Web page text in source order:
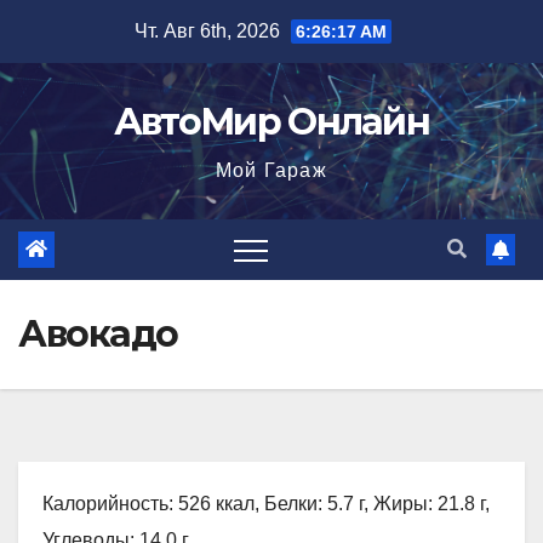
содержимому
Чт. Авг 6th, 2026 6:26:18 AM
АвтоМир Онлайн
Мой Гараж
Авокадо
Калорийность: 526 ккал, Белки: 5.7 г, Жиры: 21.8 г,